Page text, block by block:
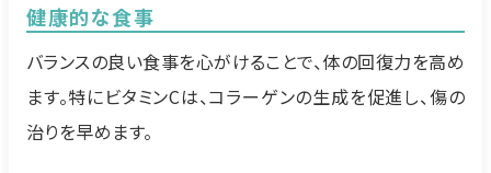
健康的な食事
バランスの良い食事を心がけることで、体の回復力を高め
ます。特にビタミンCは、コラーゲンの生成を促進し、傷の
治りを早めます。